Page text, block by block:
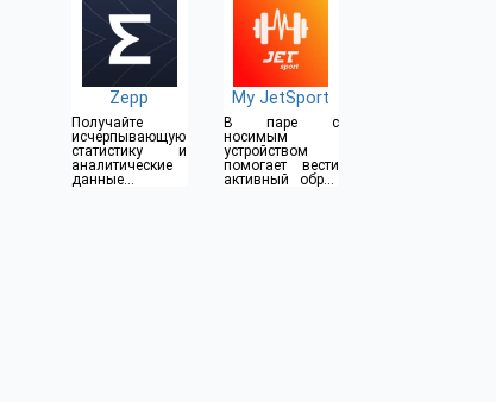
организма
Zepp
Получайте
исчерпывающую
статистику и
аналитические
данные о
My JetSport
В паре с
носимым
устройством
помогает вести
активный образ